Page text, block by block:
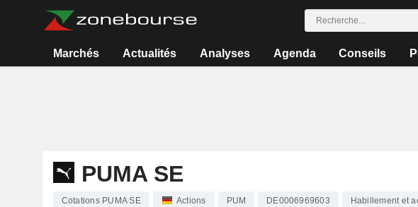
Marchés Actualités Analyses Agenda Conseils
PUMA SE
Cotations PUMA SE Actions PUM DE0006969603 Habillement et